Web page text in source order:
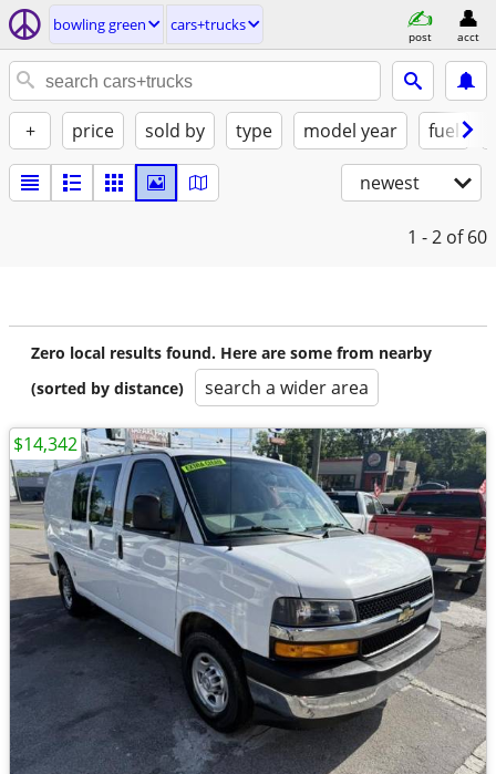
bowling green cars+trucks
post acct
+ price sold by type model year fuel
newest
1 - 2 of 60
Zero local results found. Here are some from nearby
(sorted by distance)
search a wider area
$14,342